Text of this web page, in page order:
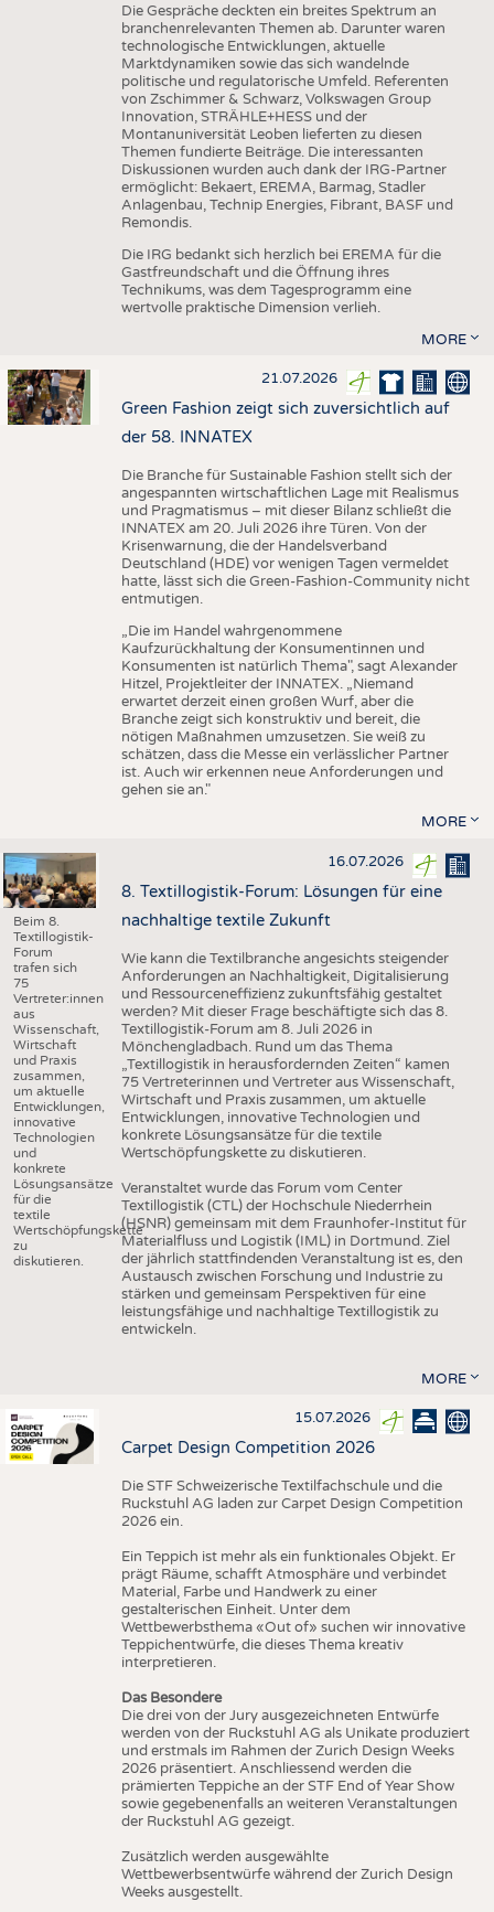
Die Gespräche deckten ein breites Spektrum an
branchenrelevanten Themen ab. Darunter waren
technologische Entwicklungen, aktuelle
Marktdynamiken sowie das sich wandelnde
politische und regulatorische Umfeld. Referenten
von Zschimmer & Schwarz, Volkswagen Group
Innovation, STRÄHLE+HESS und der
Montanuniversität Leoben lieferten zu diesen
Themen fundierte Beiträge. Die interessanten
Diskussionen wurden auch dank der IRG-Partner
ermöglicht: Bekaert, EREMA, Barmag, Stadler
Anlagenbau, Technip Energies, Fibrant, BASF und
Remondis.
Die IRG bedankt sich herzlich bei EREMA für die
Gastfreundschaft und die Öffnung ihres
Technikums, was dem Tagesprogramm eine
wertvolle praktische Dimension verlieh.
MORE
21.07.2026
Green Fashion zeigt sich zuversichtlich auf
der 58. INNATEX
Die Branche für Sustainable Fashion stellt sich der
angespannten wirtschaftlichen Lage mit Realismus
und Pragmatismus – mit dieser Bilanz schließt die
INNATEX am 20. Juli 2026 ihre Türen. Von der
Krisenwarnung, die der Handelsverband
Deutschland (HDE) vor wenigen Tagen vermeldet
hatte, lässt sich die Green-Fashion-Community nicht
entmutigen.
„Die im Handel wahrgenommene
Kaufzurückhaltung der Konsumentinnen und
Konsumenten ist natürlich Thema", sagt Alexander
Hitzel, Projektleiter der INNATEX. „Niemand
erwartet derzeit einen großen Wurf, aber die
Branche zeigt sich konstruktiv und bereit, die
nötigen Maßnahmen umzusetzen. Sie weiß zu
schätzen, dass die Messe ein verlässlicher Partner
ist. Auch wir erkennen neue Anforderungen und
gehen sie an."
MORE
Beim 8.
Textillogistik-
Forum
trafen sich
75
Vertreter:innen
aus
Wissenschaft,
Wirtschaft
und Praxis
zusammen,
um aktuelle
Entwicklungen,
innovative
Technologien
und
konkrete
Lösungsansätze
für die
textile
Wertschöpfungskette
zu
diskutieren.
16.07.2026
8. Textillogistik-Forum: Lösungen für eine
nachhaltige textile Zukunft
Wie kann die Textilbranche angesichts steigender
Anforderungen an Nachhaltigkeit, Digitalisierung
und Ressourceneffizienz zukunftsfähig gestaltet
werden? Mit dieser Frage beschäftigte sich das 8.
Textillogistik-Forum am 8. Juli 2026 in
Mönchengladbach. Rund um das Thema
„Textillogistik in herausfordernden Zeiten“ kamen
75 Vertreterinnen und Vertreter aus Wissenschaft,
Wirtschaft und Praxis zusammen, um aktuelle
Entwicklungen, innovative Technologien und
konkrete Lösungsansätze für die textile
Wertschöpfungskette zu diskutieren.
Veranstaltet wurde das Forum vom Center
Textillogistik (CTL) der Hochschule Niederrhein
(HSNR) gemeinsam mit dem Fraunhofer-Institut für
Materialfluss und Logistik (IML) in Dortmund. Ziel
der jährlich stattfindenden Veranstaltung ist es, den
Austausch zwischen Forschung und Industrie zu
stärken und gemeinsam Perspektiven für eine
leistungsfähige und nachhaltige Textillogistik zu
entwickeln.
MORE
15.07.2026
Carpet Design Competition 2026
Die STF Schweizerische Textilfachschule und die
Ruckstuhl AG laden zur Carpet Design Competition
2026 ein.
Ein Teppich ist mehr als ein funktionales Objekt. Er
prägt Räume, schafft Atmosphäre und verbindet
Material, Farbe und Handwerk zu einer
gestalterischen Einheit. Unter dem
Wettbewerbsthema «Out of» suchen wir innovative
Teppichentwürfe, die dieses Thema kreativ
interpretieren.
Das Besondere
Die drei von der Jury ausgezeichneten Entwürfe
werden von der Ruckstuhl AG als Unikate produziert
und erstmals im Rahmen der Zurich Design Weeks
2026 präsentiert. Anschliessend werden die
prämierten Teppiche an der STF End of Year Show
sowie gegebenenfalls an weiteren Veranstaltungen
der Ruckstuhl AG gezeigt.
Zusätzlich werden ausgewählte
Wettbewerbsentwürfe während der Zurich Design
Weeks ausgestellt.